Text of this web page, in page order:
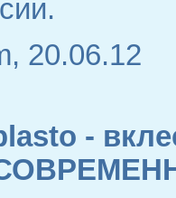
20.06.12
-